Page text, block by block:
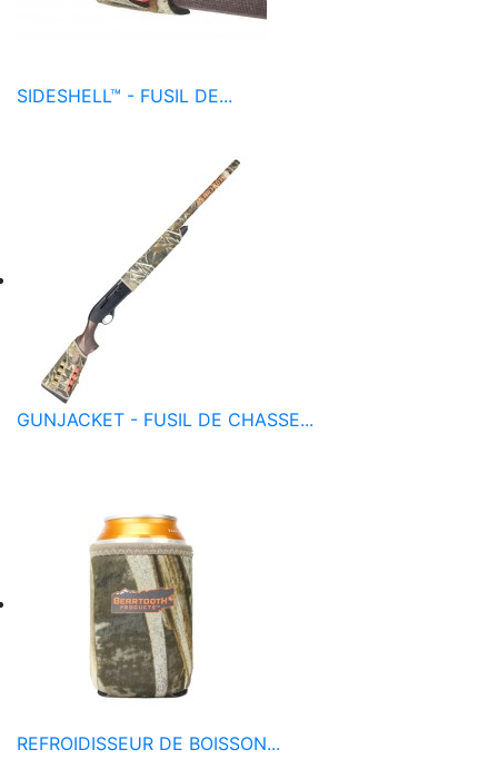
SIDESHELL™ - FUSIL DE...
GUNJACKET - FUSIL DE CHASSE...
REFROIDISSEUR DE BOISSON...